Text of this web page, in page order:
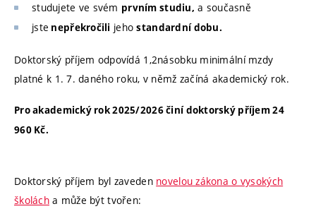
studujete ve svém prvním studiu, a současně
jste nepřekročili jehostandardní dobu.
Doktorský příjem odpovídá 1,2násobku minimální mzdy
platné k 1. 7. daného roku, v němž začíná akademický rok.
Pro akademický rok 2025/2026 činí doktorský příjem 24
960 Kč.
Doktorský příjem byl zaveden novelou zákona o vysokých
školácha může být tvořen: